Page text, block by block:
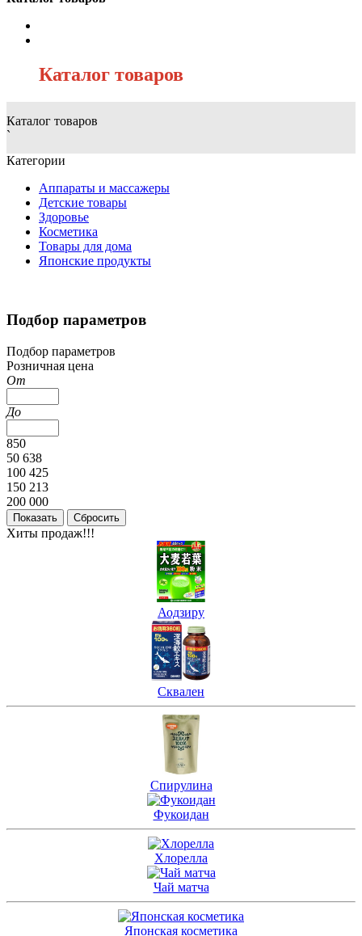
Каталог товаров
Каталог товаров
`
Категории
Аппараты и массажеры
Детские товары
Здоровье
Косметика
Товары для дома
Японские продукты
Подбор параметров
Подбор параметров
Розничная цена
От
До
850
50 638
100 425
150 213
200 000
Хиты продаж!!!
Аодзиру
Сквален
Спирулина
Фукоидан
Хлорелла
Чай матча
Японская косметика